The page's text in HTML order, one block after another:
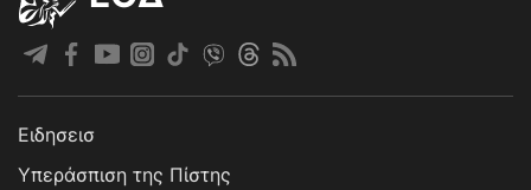
Ειδησεισ
Υπεράσπιση της Πίστης